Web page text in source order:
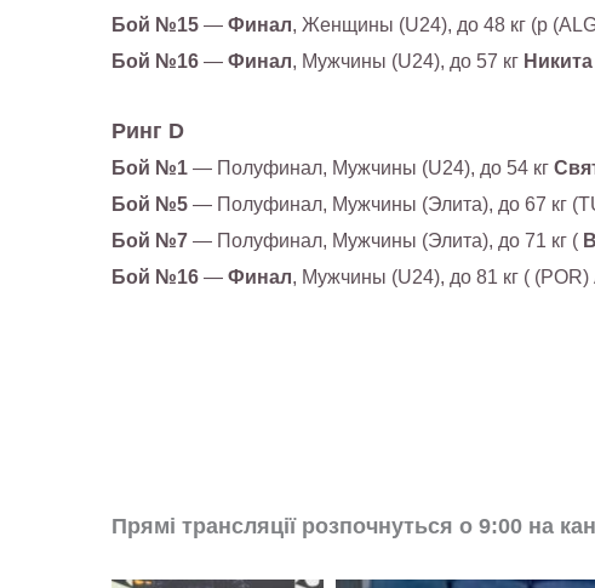
Бой №15 — Финал, Женщины (U24), до 48 кг (p
Бой №16 — Финал, Мужчины (U24), до 57 кг
Ринг D
Бой №1 — Полуфинал, Мужчины (U24), до 54 кг
Бой №5 — Полуфинал, Мужчины (Элита), до 67 кг
Бой №7 — Полуфинал, Мужчины (Элита), до 71 кг (
Бой №16 — Финал, Мужчины (U24), до 81 кг (
Прямі трансляції розпочнуться о 9:00 на